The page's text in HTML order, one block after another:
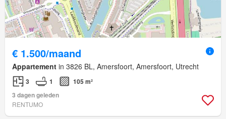
€ 1.500/maand
Appartement in 3826 BL, Amersfoort, Amersfoort, Utrecht
3 1
105 m²
3 dagen geleden
RENTUMO